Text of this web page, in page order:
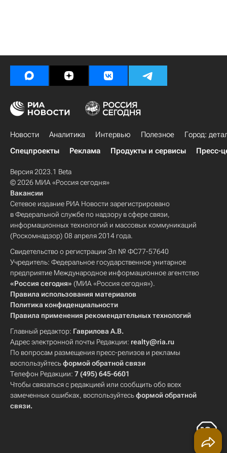
Новости Аналитика Интервью Полезное
Город:
Спецпроекты
Реклама Продукты и сервисы Пресс-
Версия 2023.1 Beta
© 2026 МИА «Россия сегодня»
Вакансии
Сетевое издание РИА Новости зарегистрировано
в Федеральной службе по надзору в сфере связи,
информационных технологий и массовых коммуникаций
(Роскомнадзор) 08 апреля 2014 года.
Свидетельство о регистрации Эл № ФС77-57640
Учредитель: Федеральное государственное унитарное
предприятие Международное информационное агентство
«Россия сегодня» (МИА «Россия сегодня»).
Правила использования материалов
Политика конфиденциальности
Правила применения рекомендательных технологий
Главный редактор: Гаврилова А.В.
Адрес электронной почты Редакции: realty@ria.ru
По вопросам размещения пресс-релизов и рекламы
воспользуйтесьформой обратной связи
Телефон Редакции: 7 (495) 645-6601
Чтобы связаться с редакцией или сообщить обо всех
замеченных ошибках, воспользуйтесьформой обратной
связи.